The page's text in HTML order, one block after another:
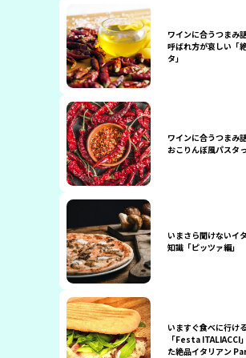
ワインに合うつまみ
呼ばれ方が哀しい「
タ」
ワインに合うつまみ
おこりんぼ風パスタ
いまさら聞けないイ
知識「ピッツァ編」
いますぐ食べに行け
「Festa ITALIACCI
た絶品イタリアン